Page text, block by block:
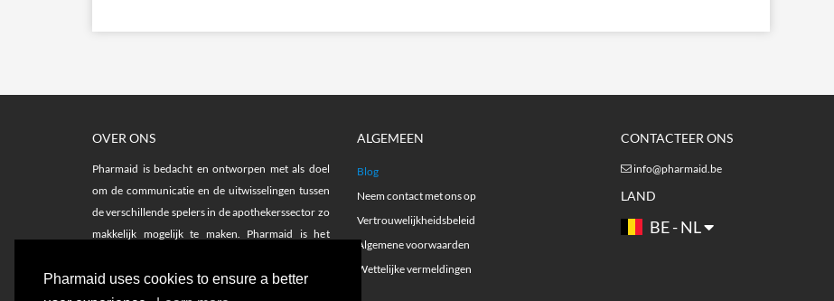
Pharmaid uses cookies to ensure a better
OVER ONS
Pharmaid is bedacht en ontworpen met als doel
om de communicatie en de uitwisselingen tussen
de verschillende spelers in de apothekerssector zo
makkelijk mogelijk te maken. Pharmaid is het
van opleidingen in de farmaceutische sector.
ALGEMEEN
Blog
Neem contact met ons op
Vertrouwelijkheidsbeleid
Algemene voorwaarden
Wettelijke vermeldingen
CONTACTEER ONS
info@pharmaid.be
LAND
BE - NL